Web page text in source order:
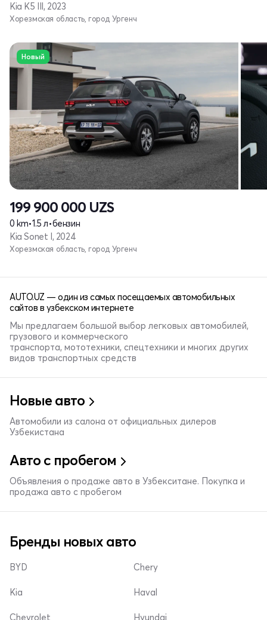
Kia K5 III, 2023
Хорезмская область, город Ургенч
Новый
199 900 000 UZS
0 km•1.5 л•бензин
Kia Sonet I, 2024
Хорезмская область, город Ургенч
AUTO.UZ — один из самых посещаемых автомобильных
сайтов в узбекском интернете
Мы предлагаем большой выбор легковых автомобилей,
грузового и коммерческого
транспорта, мототехники, спецтехники и многих других
видов транспортных средств
Новые авто
Автомобили из салона от официальных дилеров
Узбекистана
Авто с пробегом
Объявления о продаже авто в Узбекситане. Покупка и
продажа авто с пробегом
Бренды новых авто
BYD
Kia
Chevrolet
Chery
Haval
Hyundai